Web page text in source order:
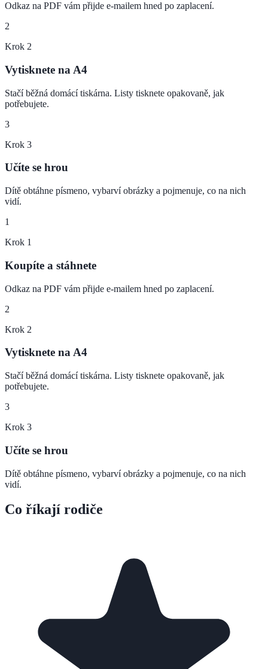
Odkaz na PDF vám přijde e-mailem hned po zaplacení.
2
Krok 2
Vytisknete na A4
Stačí běžná domácí tiskárna. Listy tisknete opakovaně, jak
potřebujete.
3
Krok 3
Učíte se hrou
Dítě obtáhne písmeno, vybarví obrázky a pojmenuje, co na nich
vidí.
1
Krok 1
Koupíte a stáhnete
Odkaz na PDF vám přijde e-mailem hned po zaplacení.
2
Krok 2
Vytisknete na A4
Stačí běžná domácí tiskárna. Listy tisknete opakovaně, jak
potřebujete.
3
Krok 3
Učíte se hrou
Dítě obtáhne písmeno, vybarví obrázky a pojmenuje, co na nich
vidí.
Co říkají rodiče